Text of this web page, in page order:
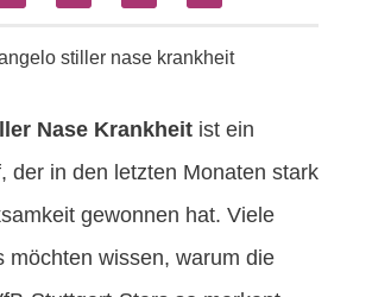
c
o
i
e
n
r
d
m
Nase Krankheitist ein
der in den letzten Monaten stark
gewonnen hat. Viele
möchten wissen, warum die